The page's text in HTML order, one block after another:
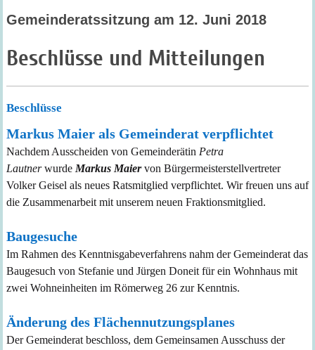
Gemeinderatssitzung am 12. Juni 2018
Beschlüsse und Mitteilungen
Beschlüsse
Markus Maier als Gemeinderat verpflichtet
Nachdem Ausscheiden von Gemeinderätin Petra
Lautnerwurde Markus Maier von Bürgermeisterstellvertreter
Volker Geisel als neues Ratsmitglied verpflichtet. Wir freuen uns auf
die Zusammenarbeit mit unserem neuen Fraktionsmitglied.
Baugesuche
Im Rahmen des Kenntnisgabeverfahrens nahm der Gemeinderat das
Baugesuch von Stefanie und Jürgen Doneit für ein Wohnhaus mit
zwei Wohneinheiten im Römerweg 26 zur Kenntnis.
Änderung des Flächennutzungsplanes
Der Gemeinderat beschloss, dem Gemeinsamen Ausschuss der